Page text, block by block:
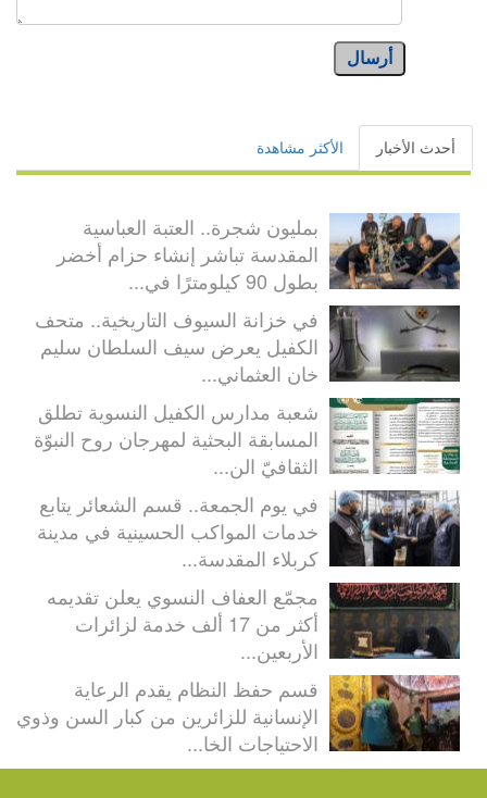
أرسال
أحدث الأخبار الأكثر مشاهدة
بمليون شجرة.. العتبة العباسية
المقدسة تباشر إنشاء حزام أخضر
بطول 90 كيلومترًا في...
في خزانة السيوف التاريخية.. متحف
الكفيل يعرض سيف السلطان سليم
خان العثماني...
شعبة مدارس الكفيل النسوية تطلق
المسابقة البحثية لمهرجان روح النبوّة
الثقافيّ الن...
في يوم الجمعة.. قسم الشعائر يتابع
خدمات المواكب الحسينية في مدينة
كربلاء المقدسة...
مجمّع العفاف النسوي يعلن تقديمه
أكثر من 17 ألف خدمة لزائرات
الأربعين...
قسم حفظ النظام يقدم الرعاية
الإنسانية للزائرين من كبار السن وذوي
الاحتياجات الخا...